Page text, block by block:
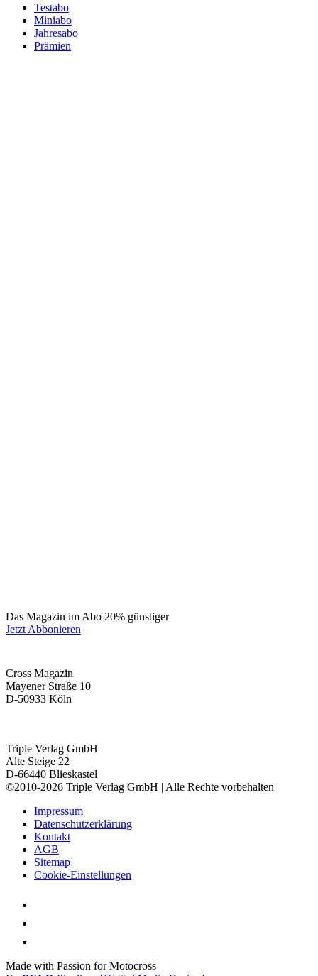
Testabo
Miniabo
Jahresabo
Prämien
Das Magazin im Abo 20% günstiger
Jetzt Abbonieren
Cross Magazin
Mayener Straße 10
D-50933 Köln
Triple Verlag GmbH
Alte Steige 22
D-66440 Blieskastel
©2010-2026 Triple Verlag GmbH | Alle Rechte vorbehalten
Impressum
Datenschutzerklärung
Kontakt
AGB
Sitemap
Cookie-Einstellungen
Made with Passion for Motocross